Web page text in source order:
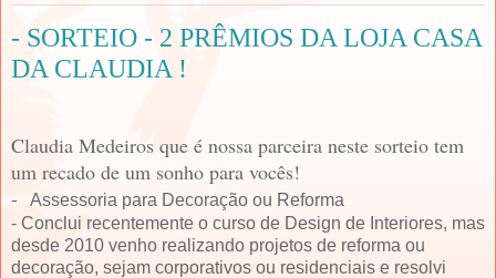
- SORTEIO - 2 PRÊMIOS DA LOJA CASA
DA CLAUDIA !
Claudia Medeiros que é nossa parceira neste sorteio tem
um recado de um sonho para vocês!
-
Assessoria para Decoração ou Reforma
- Conclui recentemente o curso de Design de Interiores, mas
desde 2010 venho realizando projetos de reforma ou
decoração, sejam corporativos ou residenciais e resolvi